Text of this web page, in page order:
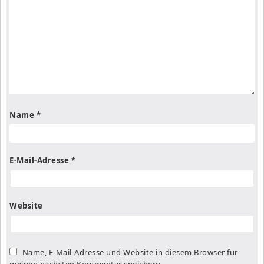
Name *
E-Mail-Adresse *
Website
Name, E-Mail-Adresse und Website in diesem Browser für